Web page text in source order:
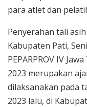
para atlet dan
Penyerahan tali
Kabupaten Pati,
PEPARPROV IV
2023 merupakan
dilaksanakan pada
2023 lalu, di